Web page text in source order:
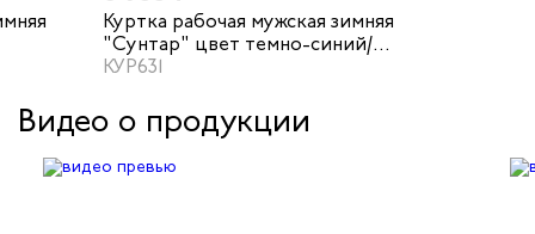
Куртка рабочая мужская зимняя
"Сунтар" цвет темно-синий/
василек
КУР631
Видео о продукции